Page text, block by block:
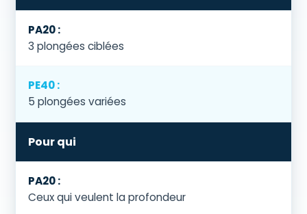
3 plongées ciblées
5 plongées variées
Pour qui
Ceux qui veulent la profondeur